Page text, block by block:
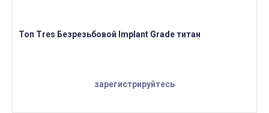
Топ Tres Безрезьбовой Implant Grade титан
зарегистрируйтесь